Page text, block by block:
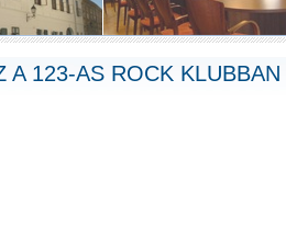
123-AS ROCK KLUBBAN